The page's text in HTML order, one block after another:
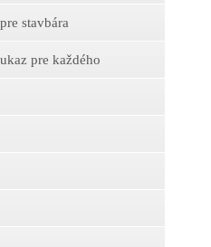
stavbára
pre každého